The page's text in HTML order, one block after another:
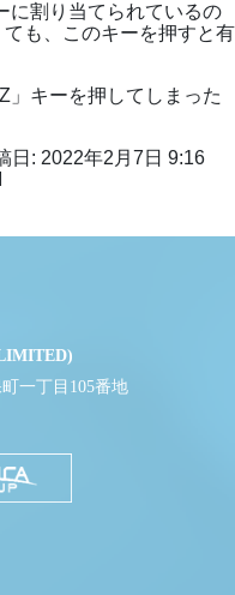
に割り当てられているの
も、このキーを押すと有
」キーを押してしまった
日: 2022年2月7日 9:16
一丁目105番地